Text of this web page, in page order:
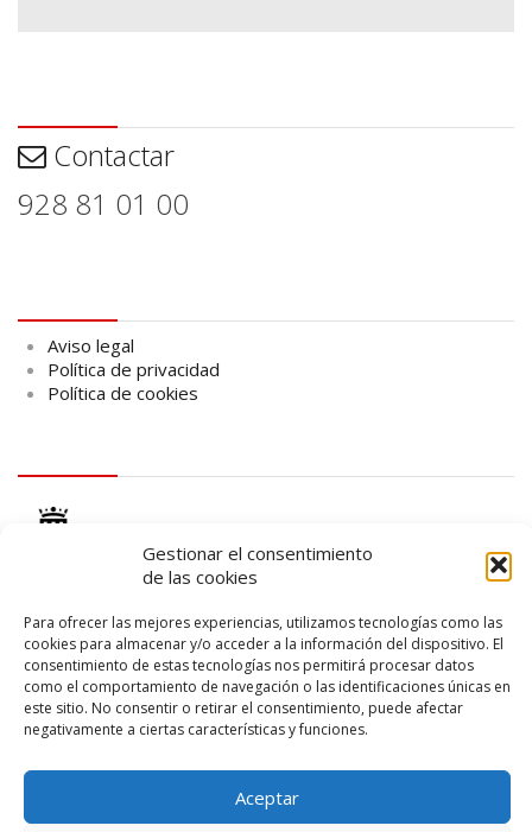
Gestionar el consentimiento
de las cookies
Para ofrecer las mejores experiencias, utilizamos tecnologías como las
cookies para almacenar y/o acceder a la información del dispositivo. El
consentimiento de estas tecnologías nos permitirá procesar datos
como el comportamiento de navegación o las identificaciones únicas en
este sitio. No consentir o retirar el consentimiento, puede afectar
negativamente a ciertas características y funciones.
Aceptar
Contactar
928 81 01 00
Aviso legal
Política de privacidad
Política de cookies
logo SID